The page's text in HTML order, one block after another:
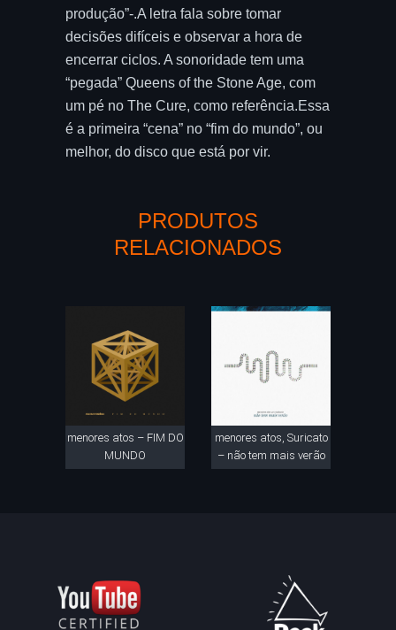
produção”-.A letra fala sobre tomar
decisões difíceis e observar a hora de
encerrar ciclos. A sonoridade tem uma
“pegada” Queens of the Stone Age, com
um pé no The Cure, como referência.Essa
é a primeira “cena” no “fim do mundo”, ou
melhor, do disco que está por vir.
PRODUTOS
RELACIONADOS
menores atos – FIM DO
MUNDO
menores atos, Suricato
– não tem mais verão